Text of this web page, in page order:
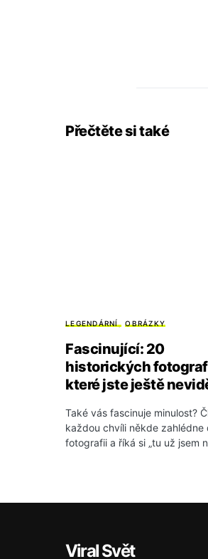
Přečtěte si také
LEGENDÁRNÍ OBRÁZKY
Fascinující: 20
historických
které jste ještě
Také vás fascinuje minulost?
každou chvíli někde zahlédne
fotografii a říká si „tu už jsem
Viral Svět